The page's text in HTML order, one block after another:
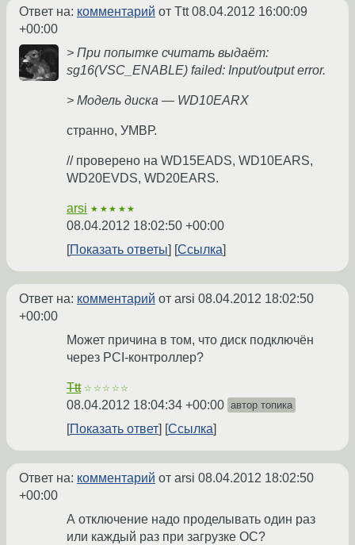
Ответ на: комментарий от Ttt08.04.2012 16:00:09
+00:00
> При попытке считать выдаёт:
sg16(VSC_ENABLE) failed: Input/output error.
> Модель диска — WD10EARX
странно, УМВР.
// проверено на WD15EADS, WD10EARS,
WD20EVDS, WD20EARS.
arsi ★★★★★
08.04.2012 18:02:50 +00:00
Показать ответы
Ссылка
Ответ на: комментарий от arsi 08.04.2012 18:02:50
+00:00
Может причина в том, что диск подключён
через PCI-контроллер?
Ttt ☆☆☆☆☆
08.04.2012 18:04:34 +00:00 автор топика
Показать ответ Ссылка
Ответ на: комментарий от arsi 08.04.2012 18:02:50
+00:00
А отключение надо проделывать один раз
или каждый раз при загрузке ОС?